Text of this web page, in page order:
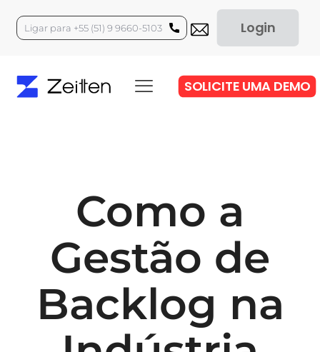
Ligar para +55 (51) 9 9660-5103 Login
SOLICITE UMA DEMO
Como a
Gestão de
Backlog na